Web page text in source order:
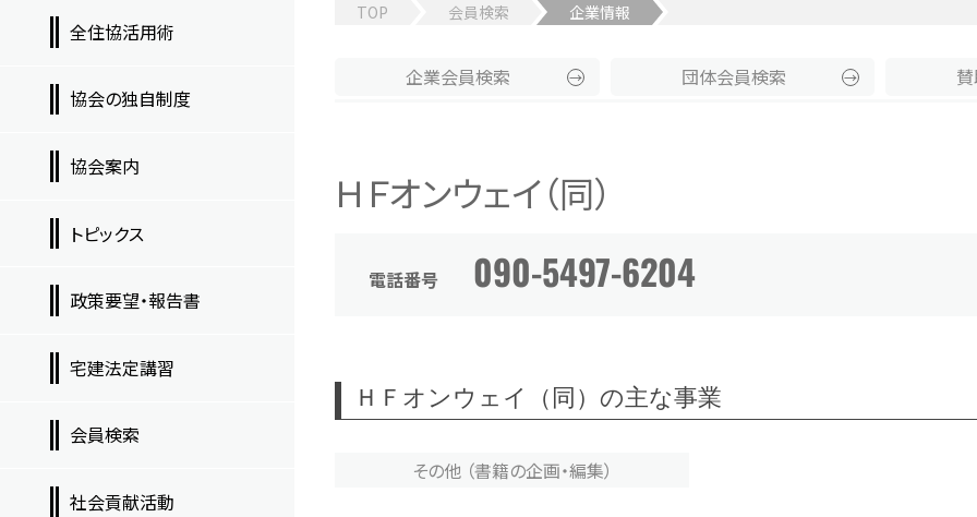
TOP 会員検索 企業情報
企業会員検索 団体会員検索
ＨＦオンウェイ（同）
電話番号 090-5497-6204
ＨＦオンウェイ（同）の主な事業
その他 （書籍の企画・編集）
全住協活用術
協会の独自制度
協会案内
トピックス
政策要望・報告書
宅建法定講習
会員検索
社会貢献活動